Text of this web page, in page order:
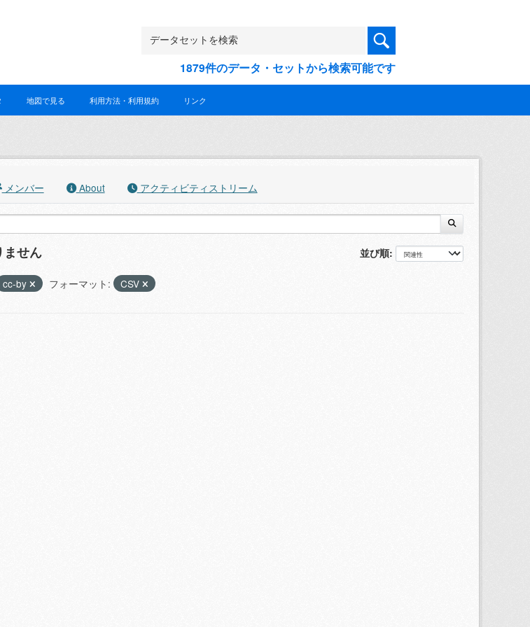
1879件のデータ・セットから検索可能です
地図で見る 利用方法・利用規約 リンク
メンバー About アクティビティストリーム
並び順
ません
cc-by フォーマット: CSV